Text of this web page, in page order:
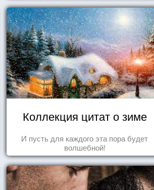
Коллекция цитат о зиме
И пусть для каждого эта пора будет
волшебной!